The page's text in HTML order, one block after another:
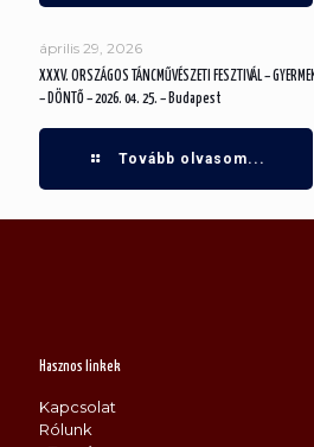
április 29, 2026
XXXV. ORSZÁGOS TÁNCMŰVÉSZETI FESZTIVÁL –
– DÖNTŐ – 2026. 04. 25. – Budapest
Tovább olvasom...
Hasznos linkek
Kapcsolat
Rólunk